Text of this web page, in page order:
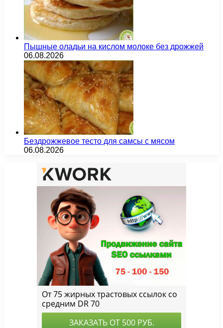
Пышные оладьи на кислом молоке без дрожжей
06.08.2026
Бездрожжевое тесто для самсы с мясом
06.08.2026